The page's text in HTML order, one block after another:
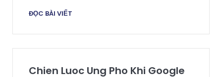
ĐỌC BÀI VIẾT
Chien Luoc Ung Pho Khi Google